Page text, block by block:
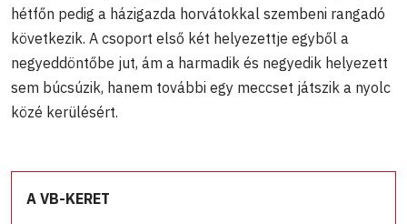
hétfőn pedig a házigazda horvátokkal szembeni rangadó
következik. A csoport első két helyezettje egyből a
negyeddöntőbe jut, ám a harmadik és negyedik helyezett
sem búcsúzik, hanem további egy meccset játszik a nyolc
közé kerülésért.
A VB-KERET